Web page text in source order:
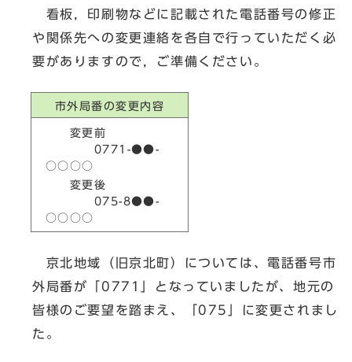
看板，印刷物などに記載された電話番号の修正
や関係先への変更連絡を各自で行っていただく必
要がありますので，ご準備ください。
市外局番の変更内容
変更前
0771-●●-
○○○○
変更後
075-8●●-
○○○○
京北地域（旧京北町）については、電話番号市
外局番が「0771」となっていましたが、地元の
皆様のご要望を踏まえ、「075」に変更されまし
た。